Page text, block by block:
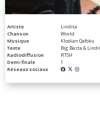
Artiste
Lindita
Chanson
World
Musique
Klodian Qafoku
Texte
Big Basta &
Radiodiffusion
RTSH
Demi-finale
1
Réseaux sociaux